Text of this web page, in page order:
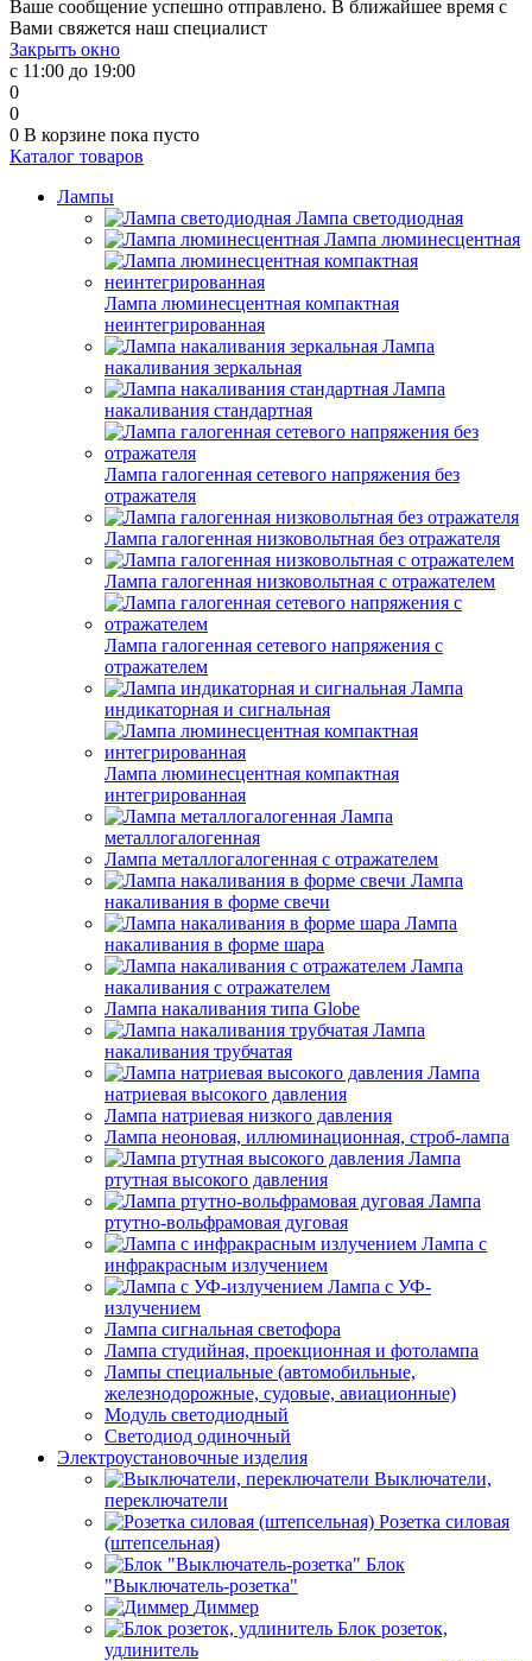
Ваше сообщение успешно отправлено. В ближайшее время с
Вами свяжется наш специалист
Закрыть окно
с 11:00 до 19:00
0
0
0 В корзине пока пусто
Каталог товаров
Лампы
Лампа светодиодная
Лампа люминесцентная
Лампа люминесцентная компактная
неинтегрированная
Лампа
накаливания зеркальная
Лампа
накаливания стандартная
Лампа галогенная сетевого напряжения без
отражателя
Лампа галогенная низковольтная без отражателя
Лампа галогенная низковольтная с отражателем
Лампа галогенная сетевого напряжения с
отражателем
Лампа
индикаторная и сигнальная
Лампа люминесцентная компактная
интегрированная
Лампа
металлогалогенная
Лампа металлогалогенная с отражателем
Лампа
накаливания в форме свечи
Лампа
накаливания в форме шара
Лампа
накаливания с отражателем
Лампа накаливания типа Globe
Лампа
накаливания трубчатая
Лампа
натриевая высокого давления
Лампа натриевая низкого давления
Лампа неоновая, иллюминационная, строб-лампа
Лампа
ртутная высокого давления
Лампа
ртутно-вольфрамовая дуговая
Лампа с
инфракрасным излучением
Лампа с УФ-
излучением
Лампа сигнальная светофора
Лампа студийная, проекционная и фотолампа
Лампы специальные (автомобильные,
железнодорожные, судовые, авиационные)
Модуль светодиодный
Светодиод одиночный
Электроустановочные изделия
Выключатели,
переключатели
Розетка силовая
(штепсельная)
Блок
"Выключатель-розетка"
Диммер
Блок розеток,
удлинитель